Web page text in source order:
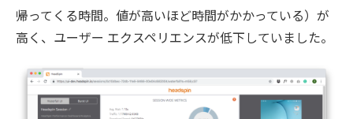
帰ってくる時間。値が高いほど時間がかかっている）が
高く、ユーザー エクスペリエンスが低下していました。